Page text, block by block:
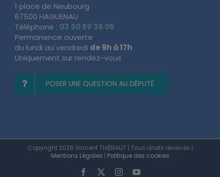
1 place de Neubourg
67500 HAGUENAU
Téléphone : 03 90 59 38 05
Permanence ouverte
du lundi au vendredi de 9h à 17h
Uniquement sur rendez-vous
POSER UNE QUESTION AU DÉPUTÉ
Copyright 2026 Vincent THIÉBAUT | Tous droits réservés |
Mentions Légales | Politique des cookies
Facebook InstagramYouTube